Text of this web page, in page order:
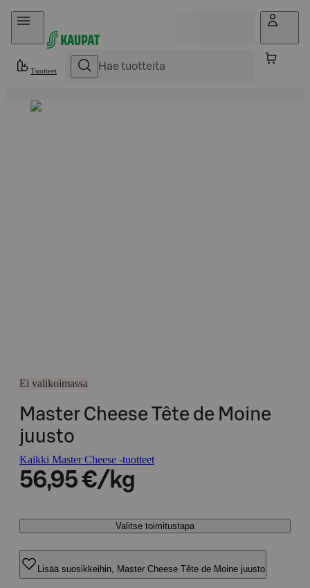
Hyppää sisältöön
Tuotteet
Ei valikoimassa
Master Cheese Tête de Moine
juusto
Kaikki Master Cheese -tuotteet
56,95 €/kg
Valitse toimitustapa
Lisää suosikkeihin, Master Cheese Tête de Moine juusto